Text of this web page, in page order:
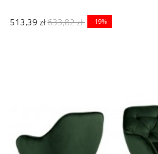
513,39 zł633,82 zł -19%